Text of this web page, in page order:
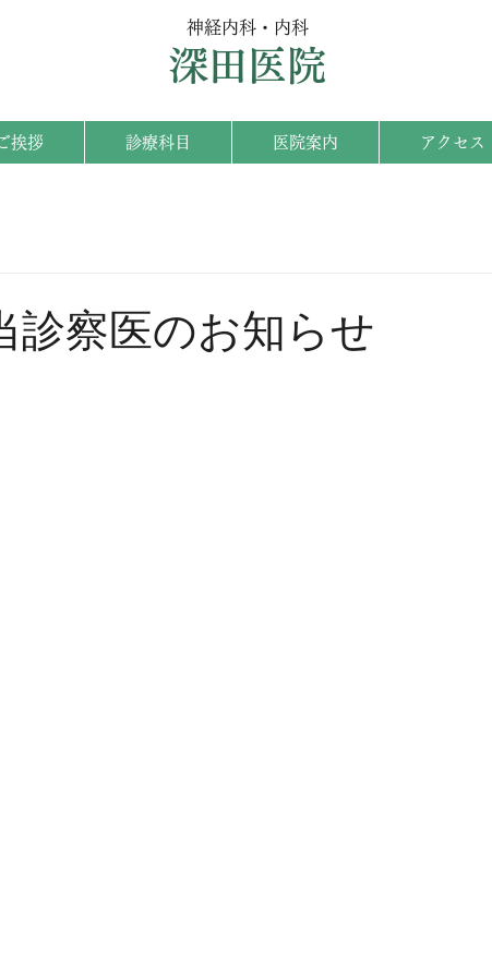
神経内科・内科
深田医院
挨拶 診療科目 医院案内 アクセス
診察医のお知らせ